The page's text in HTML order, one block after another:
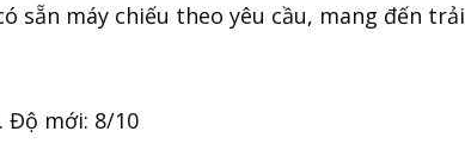
sẵn máy chiếu theo yêu cầu, mang đến trải
Độ mới: 8/10